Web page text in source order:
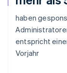
haben
entspricht
Vorjahr